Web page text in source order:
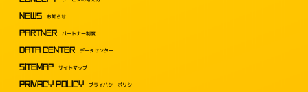
NEWS お知らせ
PARTNER パートナー制度
DATA CENTER データセンター
SITEMAP サイトマップ
PRIVACY POLICY プライバシーポリシー